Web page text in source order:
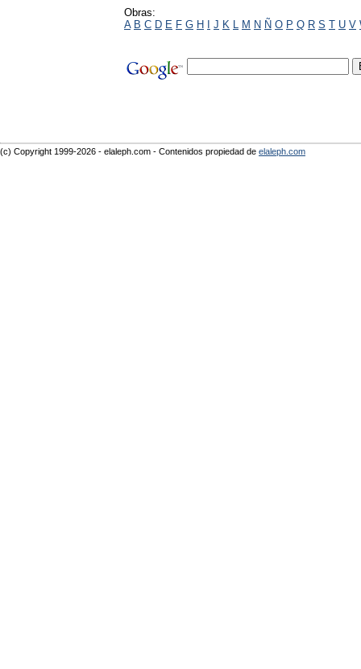
Obras:
A B C D E F G H I J K L M N Ñ O P Q R S T U V
(c) Copyright 1999-2026 - elaleph.com - Contenidos propiedad de elaleph.com